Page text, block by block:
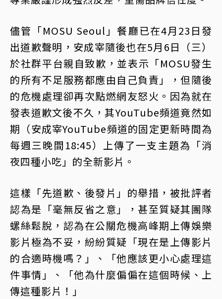
儘管「MOSU Seoul」餐廳已在4月23日發
出道歉聲明，安成宰隨後也在5月6日（三）
於社群平台親自致歉，並表示「MOSU發生
的所有不足服務都應由自己負責」，但隨後
的危機處理卻再次點燃網友怒火。因為就在
發表道歉文後不久，其YouTube頻道竟然如
期（安成宰YouTube頻道的固定更新時間為
每週三晚間18:45）上傳了一支主題為「消
夜四種小吃」的全新影片。
這樣「先道歉、後發片」的舉措，被批評者
認為是「毫無反省之意」，甚至質疑其團隊
螺絲鬆脫，認為在公關危機高峰期上傳娛樂
影片極為不妥，紛紛質疑「現在是上傳影片
的合適時機嗎？」、「他應該更小心處理這
件事情」、「他為什麼偏偏在這個時候、上
傳這種影片！」